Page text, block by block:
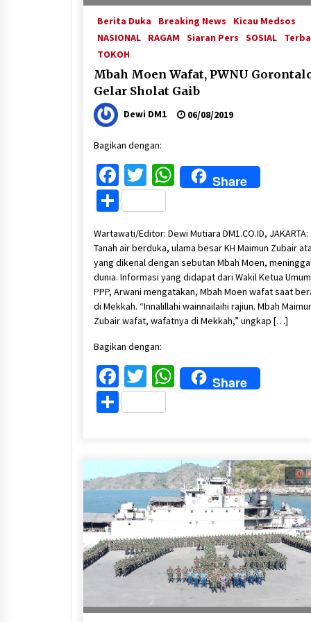
Berita Duka Breaking News
Kicau Medsos
NASIONAL
RAGAM Siaran Pers SOSIAL
TOKOH
Mbah Moen Wafat, PWNU
Gelar Sholat Gaib
Dewi DM1 06/08/2019
Bagikan dengan:
Facebook
Twitter
WhatsApp
Share
Share
Wartawati/Editor: Dewi Mutiara DM1.CO.ID, JAKARTA:
Tanah air berduka, ulama besar KH Maimun Zubair
yang dikenal dengan sebutan Mbah Moen,
dunia. Informasi yang didapat dari Wakil Ketua Umum
PPP, Arwani mengatakan, Mbah Moen wafat saat
di Mekkah. “Innalillahi wainnailaihi rajiun. Mbah
Zubair wafat, wafatnya di Mekkah,” ungkap […]
Bagikan dengan:
Facebook
Twitter
WhatsApp
Share
Share